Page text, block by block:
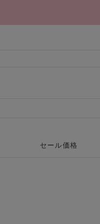
セール価格